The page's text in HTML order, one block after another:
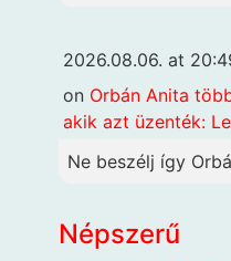
2026.08.06. at
on Orbán Anita
akik azt üzenték:
Ne beszélj így
Népszerű